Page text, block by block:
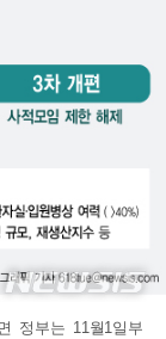
정부는 11월1일부